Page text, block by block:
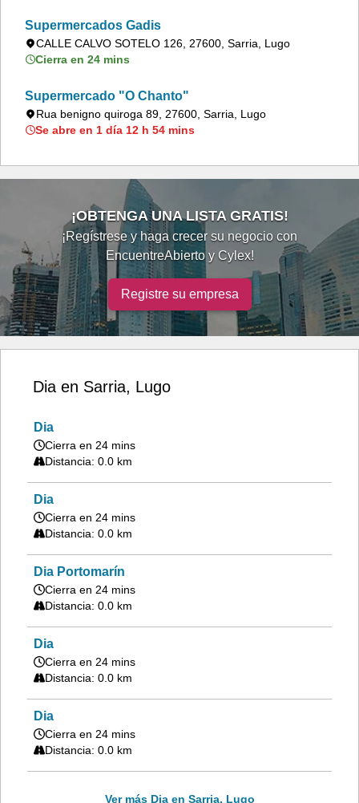
Supermercados Gadis
CALLE CALVO SOTELO 126, 27600, Sarria, Lugo
Cierra en 24 mins
Supermercado "O Chanto"
Rua benigno quiroga 89, 27600, Sarria, Lugo
Se abre en 1 día 12 h 54 mins
¡OBTENGA UNA LISTA GRATIS!
¡Regístrese y haga crecer su negocio con
EncuentreAbierto y Cylex!
Registre su empresa
Dia en Sarria, Lugo
Dia
Cierra en 24 mins
Distancia: 0.0 km
Dia
Cierra en 24 mins
Distancia: 0.0 km
Dia Portomarín
Cierra en 24 mins
Distancia: 0.0 km
Dia
Cierra en 24 mins
Distancia: 0.0 km
Dia
Cierra en 24 mins
Distancia: 0.0 km
Ver más Dia en Sarria, Lugo